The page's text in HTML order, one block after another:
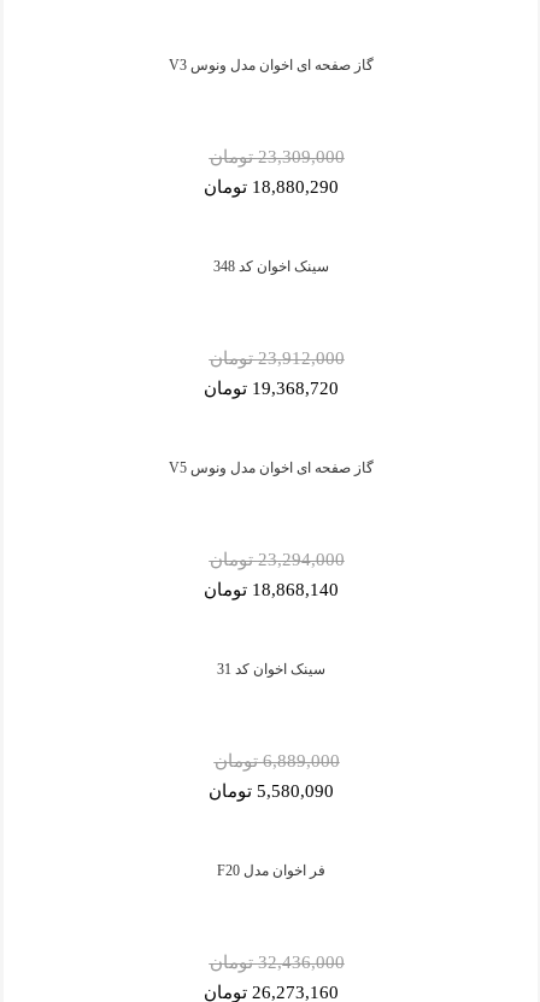
گاز صفحه ای اخوان مدل ونوس V3
23,309,000 تومان
18,880,290 تومان
سینک اخوان کد 348
23,912,000 تومان
19,368,720 تومان
گاز صفحه ای اخوان مدل ونوس V5
23,294,000 تومان
18,868,140 تومان
سینک اخوان کد 31
6,889,000 تومان
5,580,090 تومان
فر اخوان مدل F20
32,436,000 تومان
26,273,160 تومان